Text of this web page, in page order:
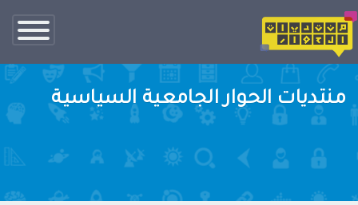
تبديل
الناف
منتديات الحوار الجامعية السياسية